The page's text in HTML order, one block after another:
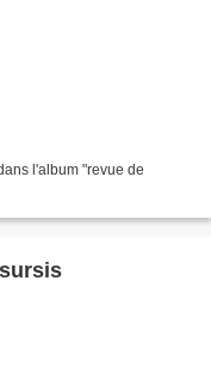
l'album "revue de